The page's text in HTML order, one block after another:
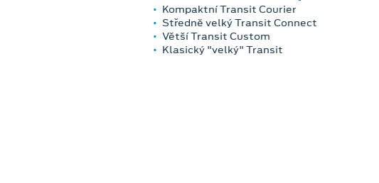
Kompaktní Transit Courier
Středně velký Transit Connect
Větší Transit Custom
Klasický "velký" Transit